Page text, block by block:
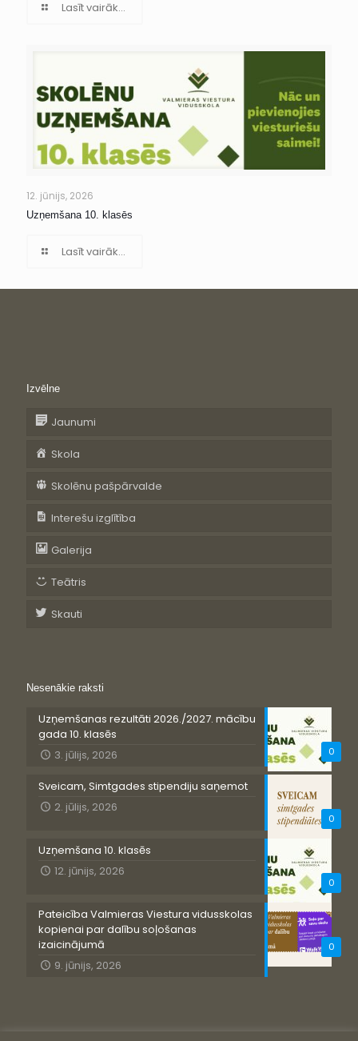
Lasīt vairāk...
12. jūnijs, 2026
Uzņemšana 10. klasēs
Lasīt vairāk...
Izvēlne
Jaunumi
Skola
Skolēnu pašpārvalde
Interešu izglītība
Galerija
Teātris
Skauti
Nesenākie raksti
0
Uzņemšanas rezultāti 2026./2027. mācību
gada 10. klasēs
3. jūlijs, 2026
0
Sveicam, Simtgades stipendiju saņemot
2. jūlijs, 2026
0
Uzņemšana 10. klasēs
12. jūnijs, 2026
0
Pateicība Valmieras Viestura vidusskolas
kopienai par dalību soļošanas
izaicinājumā
9. jūnijs, 2026